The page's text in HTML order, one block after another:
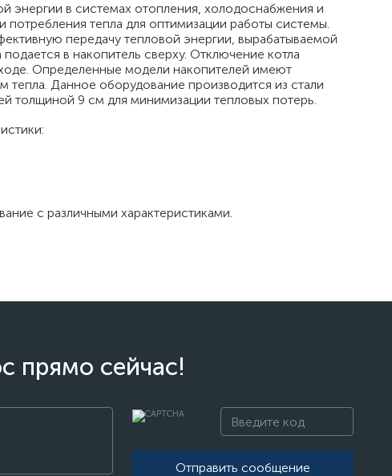
энергии в системах отопления, холодоснабжения и
тепла для оптимизации работы системы.
передачу тепловой энергии, вырабатываемой
в накопитель сверху. Отключение котла
Определенные модели накопителей имеют
Данное оборудование производится из стали
толщиной 9 см для минимизации тепловых потерь.
с различными характеристиками.
прямо сейчас!
Отправить сообщение